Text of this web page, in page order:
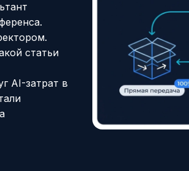
статьи
AI-затрат в